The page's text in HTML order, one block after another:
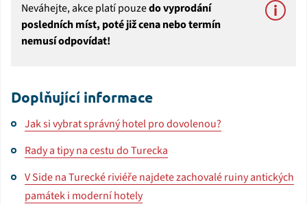
Neváhejte, akce platí pouzedo vyprodání
posledních míst, poté již cena nebo termín
nemusí odpovídat!
Doplňující informace
Jak si vybrat správný hotel pro dovolenou?
Rady a tipy na cestu do Turecka
V Side na Turecké riviéře najdete zachovalé ruiny antických
památek i moderní hotely